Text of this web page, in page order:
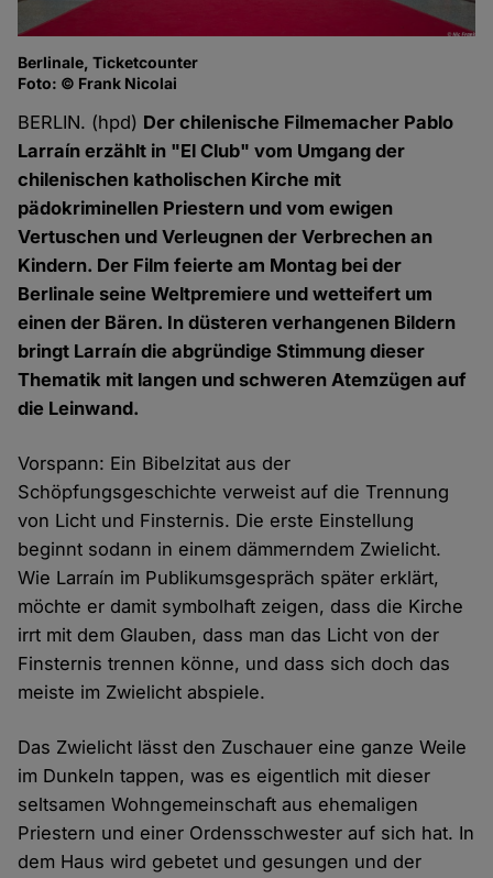
Berlinale, Ticketcounter
Foto: © Frank Nicolai
BERLIN. (hpd) Der chilenische Filmemacher Pablo
Larraín erzählt in "El Club" vom Umgang der
chilenischen katholischen Kirche mit
pädokriminellen Priestern und vom ewigen
Vertuschen und Verleugnen der Verbrechen an
Kindern. Der Film feierte am Montag bei der
Berlinale seine Weltpremiere und wetteifert um
einen der Bären. In düsteren verhangenen Bildern
bringt Larraín die abgründige Stimmung dieser
Thematik mit langen und schweren Atemzügen auf
die Leinwand.
Vorspann: Ein Bibelzitat aus der
Schöpfungsgeschichte verweist auf die Trennung
von Licht und Finsternis. Die erste Einstellung
beginnt sodann in einem dämmerndem Zwielicht.
Wie Larraín im Publikumsgespräch später erklärt,
möchte er damit symbolhaft zeigen, dass die Kirche
irrt mit dem Glauben, dass man das Licht von der
Finsternis trennen könne, und dass sich doch das
meiste im Zwielicht abspiele.
Das Zwielicht lässt den Zuschauer eine ganze Weile
im Dunkeln tappen, was es eigentlich mit dieser
seltsamen Wohngemeinschaft aus ehemaligen
Priestern und einer Ordensschwester auf sich hat. In
dem Haus wird gebetet und gesungen und der